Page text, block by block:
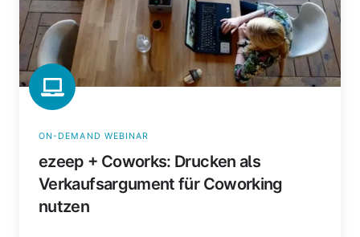
nutzen
ON-DEMAND WEBINAR
ezeep + Coworks: Drucken als
Verkaufsargument für Coworking
nutzen